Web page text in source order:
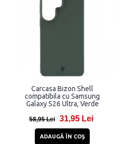
Carcasa Bizon Shell
compatibila cu Samsung
Galaxy S26 Ultra, Verde
58,95 Lei 31,95 Lei
ADAUGĂ ÎN COŞ